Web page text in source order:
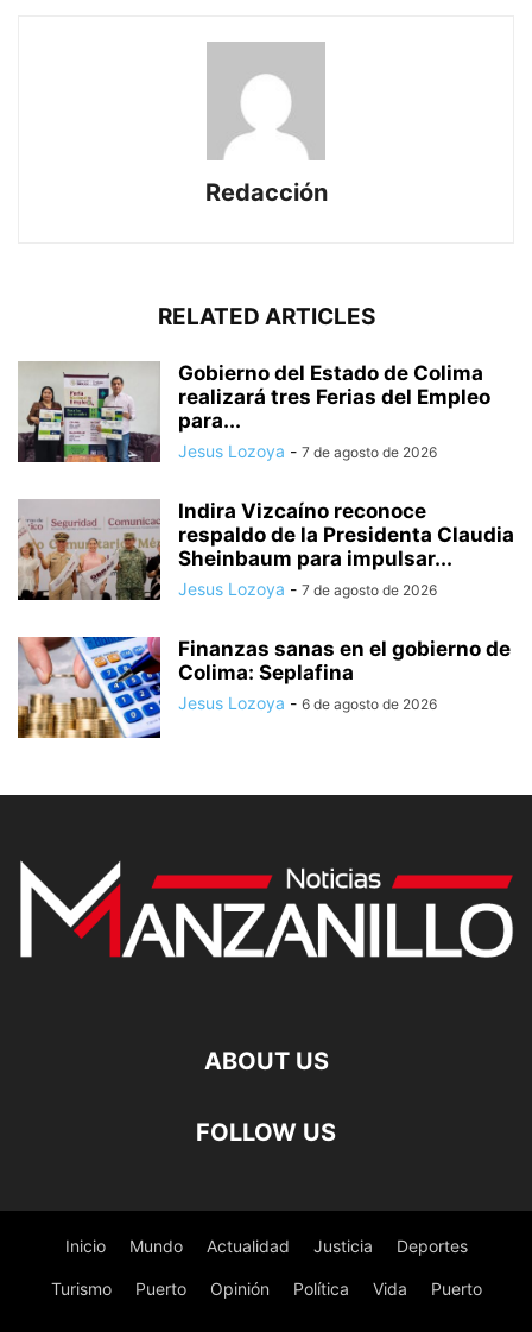
Redacción
RELATED ARTICLES
Gobierno del Estado de Colima
realizará tres Ferias del Empleo
para...
Jesus Lozoya - 7 de agosto de 2026
Indira Vizcaíno reconoce
respaldo de la Presidenta Claudia
Sheinbaum para impulsar...
Jesus Lozoya - 7 de agosto de 2026
Finanzas sanas en el gobierno de
Colima: Seplafina
Jesus Lozoya - 6 de agosto de 2026
ABOUT US
FOLLOW US
Inicio Mundo Actualidad Justicia Deportes
Turismo Puerto Opinión Política Vida Puerto